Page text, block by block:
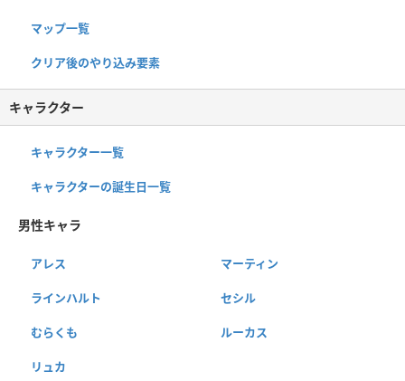
マップ一覧
クリア後のやり込み要素
キャラクター
キャラクター一覧
キャラクターの誕生日一覧
男性キャラ
アレス マーティン
ラインハルト セシル
むらくも ルーカス
リュカ